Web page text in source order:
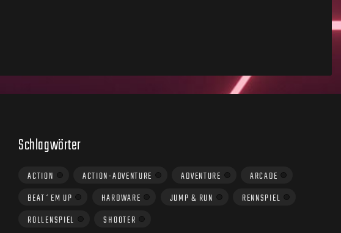
Schlagwörter
ACTION ACTION-ADVENTURE ADVENTURE
ARCADE
BEAT´EM UP
HARDWARE JUMP & RUN
RENNSPIEL
ROLLENSPIEL
SHOOTER